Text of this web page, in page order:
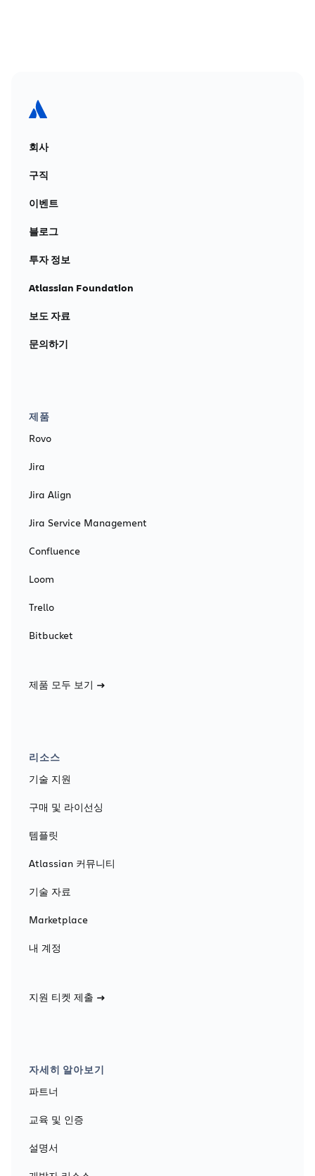
회사
구직
이벤트
블로그
투자 정보
Atlassian Foundation
보도 자료
문의하기
제품
Rovo
Jira
Jira Align
Jira Service Management
Confluence
Loom
Trello
Bitbucket
제품 모두 보기
리소스
기술 지원
구매 및 라이선싱
템플릿
Atlassian 커뮤니티
기술 자료
Marketplace
내 계정
지원 티켓 제출
자세히 알아보기
파트너
교육 및 인증
설명서